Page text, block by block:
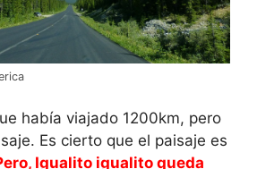
había viajado 1200km, pero
Es cierto que el paisaje es
Igualito igualito queda